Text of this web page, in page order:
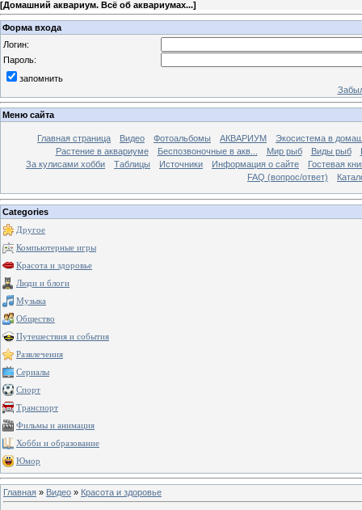
[Домашний аквариум. Всё об аквариумах...]
Форма входа
Логин:
Пароль:
запомнить
Меню сайта
Главная страница Видео Фотоальбомы АКВАРИУМ
Экосистема в
Растение в аквариуме
Беспозвоночные в акв... Мир рыб Виды рыб
За кулисами хобби
Таблицы Источники Информация о сайте
Гостевая
FAQ (вопрос/ответ)
Categories
Другое
Компьютерные игры
Красота и здоровье
Люди и блоги
Музыка
Общество
Путешествия и события
Развлечения
Сериалы
Спорт
Транспорт
Фильмы и анимация
Хобби и образование
Юмор
Главная » Видео » Красота и здоровье